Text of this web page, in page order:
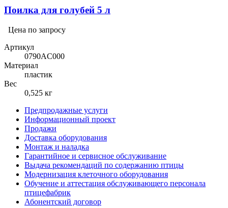
Поилка для голубей 5 л
Цена по запросу
Артикул
0790AC000
Материал
пластик
Вес
0,525 кг
Предпродажные услуги
Информационный проект
Продажи
Доставка оборудования
Монтаж и наладка
Гарантийное и сервисное обслуживание
Выдача рекомендаций по содержанию птицы
Модернизация клеточного оборудования
Обучение и аттестация обслуживающего персонала
птицефабрик
Абонентский договор